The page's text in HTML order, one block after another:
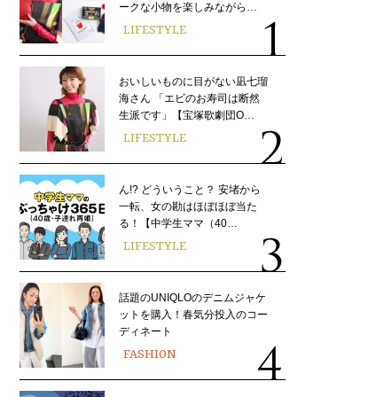
ークな小物を楽しみながら…
LIFESTYLE
おいしいものに目がない凪七瑠
海さん 「エビのお寿司は断然
生派です」【宝塚歌劇団O…
LIFESTYLE
ん!? どういうこと？ 安堵から
一転、女の勘はほぼほぼ当た
る！【中学生ママ（40…
LIFESTYLE
話題のUNIQLOのデニムジャケ
ットを購入！春気分投入のコー
ディネート
FASHION